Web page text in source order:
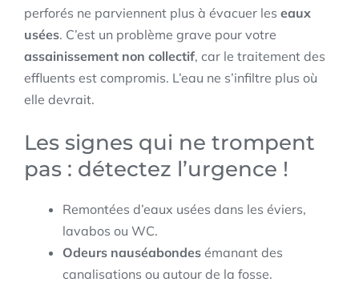
perforés ne parviennent plus à évacuer les eaux
usées. C’est un problème grave pour votre
assainissement non collectif, car le traitement des
effluents est compromis. L’eau ne s’infiltre plus où
elle devrait.
Les signes qui ne trompent
pas : détectez l’urgence !
Remontées d’eaux usées dans les éviers,
lavabos ou WC.
Odeurs nauséabondes émanant des
canalisations ou autour de la fosse.